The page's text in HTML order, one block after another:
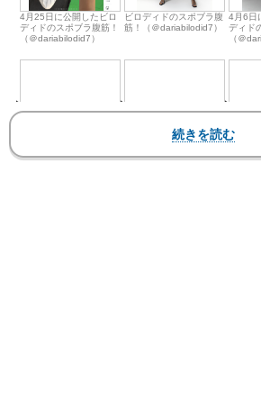
4月25日に公開したビロ
ディドのスポブラ腹筋！
（＠dariabilodid7）
ビロディドのスポブラ腹
筋！（＠dariabilodid7）
4月6日
ディド
（＠